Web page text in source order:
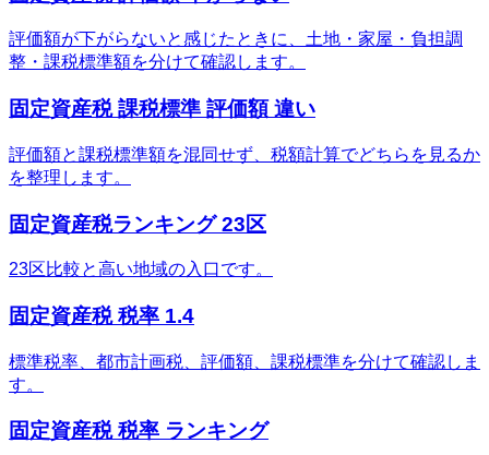
評価額が下がらないと感じたときに、土地・家屋・負担調
整・課税標準額を分けて確認します。
固定資産税 課税標準 評価額 違い
評価額と課税標準額を混同せず、税額計算でどちらを見るか
を整理します。
固定資産税ランキング 23区
23区比較と高い地域の入口です。
固定資産税 税率 1.4
標準税率、都市計画税、評価額、課税標準を分けて確認しま
す。
固定資産税 税率 ランキング